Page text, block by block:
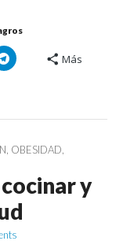
Más
OBESIDAD
y